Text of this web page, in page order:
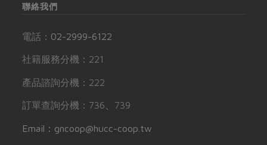
聯絡我們
電話： 02-2999-6122
社籍服務分機：221
產品諮詢分機：222
訂單查詢分機：736、739
Email：gncoop@hucc-coop.tw